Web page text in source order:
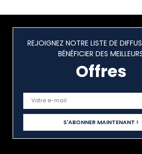
REJOIGNEZ NOTRE LISTE DE
BÉNÉFICIER DES
Offres